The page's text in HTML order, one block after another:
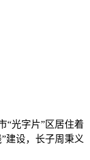
“光字片”区居住着
建设，长子周秉义